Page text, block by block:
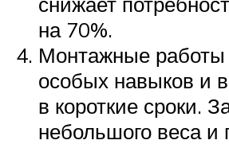
на 70%.
Монтажные работы
особых навыков и
в короткие сроки.
небольшого веса и